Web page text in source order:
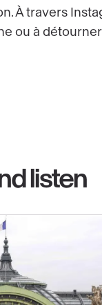
À travers
ou à
listen